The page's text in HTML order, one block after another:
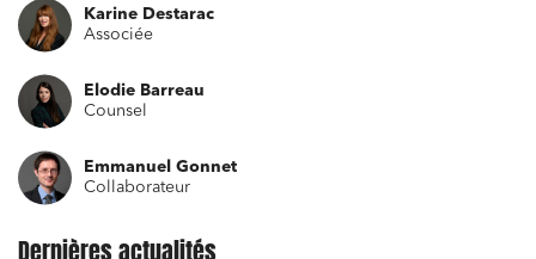
Karine Destarac
Associée
Elodie Barreau
Counsel
Emmanuel Gonnet
Collaborateur
Dernières actualités
solidaire
Immobilier et habitat
Établissements financiers